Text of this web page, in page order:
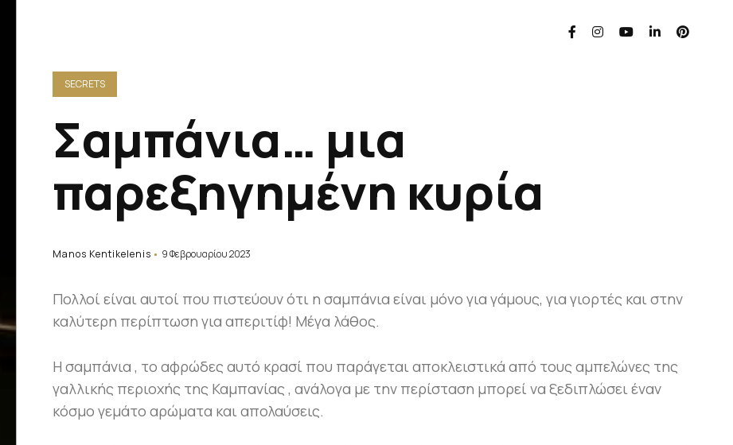
SECRETS
Σαμπάνια… μια
παρεξηγημένη κυρία
Manos Kentikelenis 9 Φεβρουαρίου 2023
Πολλοί είναι αυτοί που πιστεύουν ότι η σαμπάνια είναι μόνο για γάμους, για γιορτές και στην
καλύτερη περίπτωση για απεριτίφ! Μέγα λάθος.
Η σαμπάνια , το αφρώδες αυτό κρασί που παράγεται αποκλειστικά από τους αμπελώνες της
γαλλικής περιοχής της Καμπανίας , ανάλογα με την περίσταση μπορεί να ξεδιπλώσει έναν
κόσμο γεμάτο αρώματα και απολαύσεις.